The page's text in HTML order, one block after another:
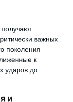
важных
поколения
к
ударов до
и